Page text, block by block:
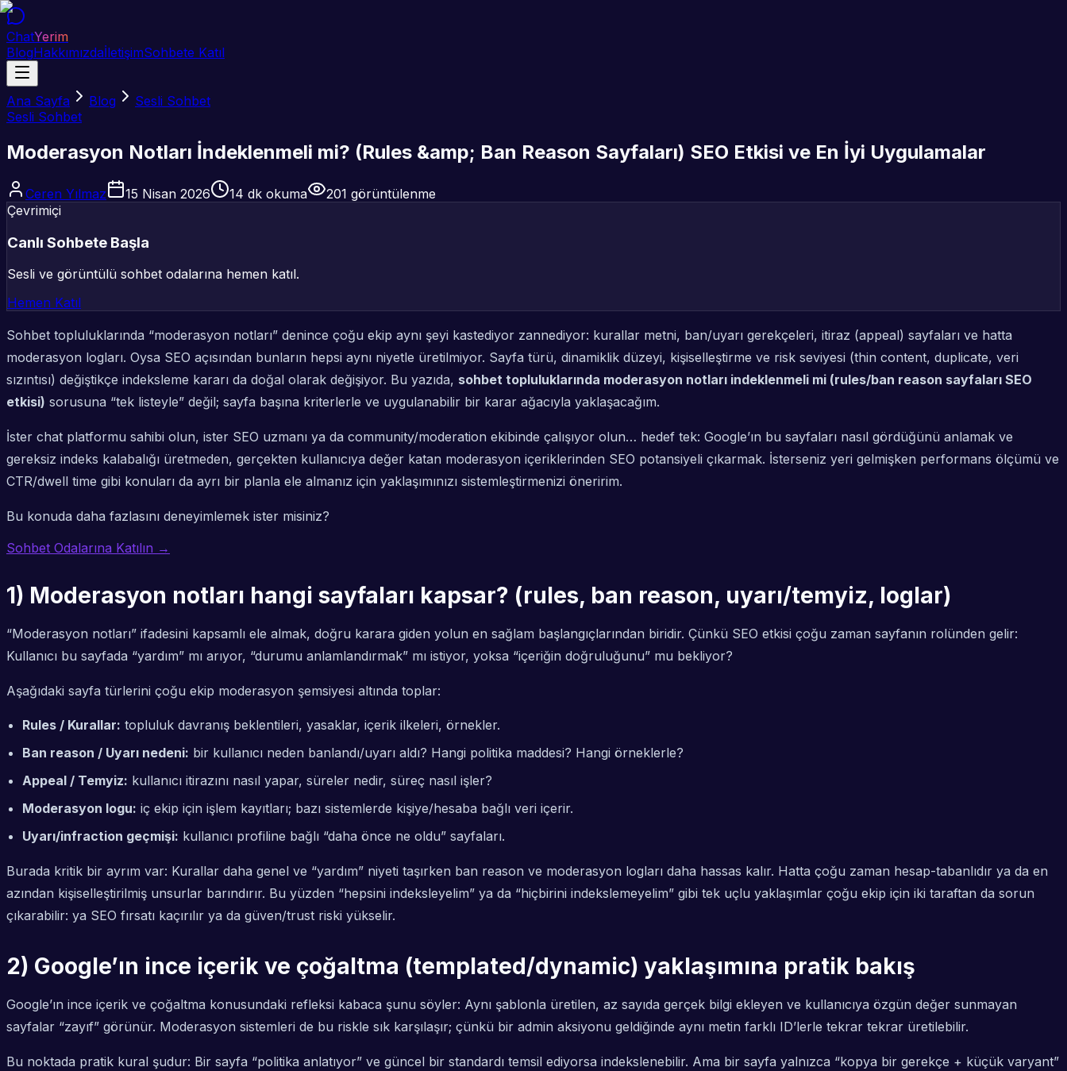
ChatYerim
BlogHakkımızdaİletişimSohbete Katıl
Ana Sayfa Blog
Sesli Sohbet
Sesli Sohbet
Moderasyon Notları İndeklenmeli mi? (Rules &amp; Ban Reason Sayfaları) SEO Etkisi ve En İyi Uygulamalar
Ceren Yılmaz 15 Nisan 2026 14 dk okuma 201 görüntülenme
Çevrimiçi
Canlı Sohbete Başla
Sesli ve görüntülü sohbet odalarına hemen katıl.
Hemen Katıl
Sohbet topluluklarında “moderasyon notları” denince çoğu ekip aynı şeyi kastediyor zannediyor: kurallar metni, ban/uyarı gerekçeleri, itiraz (appeal) sayfaları ve hatta
moderasyon logları. Oysa SEO açısından bunların hepsi aynı niyetle üretilmiyor. Sayfa türü, dinamiklik düzeyi, kişiselleştirme ve risk seviyesi (thin content, duplicate, veri
sızıntısı) değiştikçe indeksleme kararı da doğal olarak değişiyor. Bu yazıda, sohbet topluluklarında moderasyon notları indeklenmeli mi (rules/ban reason sayfaları SEO
etkisi) sorusuna “tek listeyle” değil; sayfa başına kriterlerle ve uygulanabilir bir karar ağacıyla yaklaşacağım.
İster chat platformu sahibi olun, ister SEO uzmanı ya da community/moderation ekibinde çalışıyor olun… hedef tek: Google’ın bu sayfaları nasıl gördüğünü anlamak ve
gereksiz indeks kalabalığı üretmeden, gerçekten kullanıcıya değer katan moderasyon içeriklerinden SEO potansiyeli çıkarmak. İsterseniz yeri gelmişken performans ölçümü ve
CTR/dwell time gibi konuları da ayrı bir planla ele almanız için yaklaşımınızı sistemleştirmenizi öneririm.
Bu konuda daha fazlasını deneyimlemek ister misiniz?
Sohbet Odalarına Katılın →
1) Moderasyon notları hangi sayfaları kapsar? (rules, ban reason, uyarı/temyiz, loglar)
“Moderasyon notları” ifadesini kapsamlı ele almak, doğru karara giden yolun en sağlam başlangıçlarından biridir. Çünkü SEO etkisi çoğu zaman sayfanın rolünden gelir:
Kullanıcı bu sayfada “yardım” mı arıyor, “durumu anlamlandırmak” mı istiyor, yoksa “içeriğin doğruluğunu” mu bekliyor?
Aşağıdaki sayfa türlerini çoğu ekip moderasyon şemsiyesi altında toplar:
Rules / Kurallar: topluluk davranış beklentileri, yasaklar, içerik ilkeleri, örnekler.
Ban reason / Uyarı nedeni: bir kullanıcı neden banlandı/uyarı aldı? Hangi politika maddesi? Hangi örneklerle?
Appeal / Temyiz: kullanıcı itirazını nasıl yapar, süreler nedir, süreç nasıl işler?
Moderasyon logu: iç ekip için işlem kayıtları; bazı sistemlerde kişiye/hesaba bağlı veri içerir.
Uyarı/infraction geçmişi: kullanıcı profiline bağlı “daha önce ne oldu” sayfaları.
Burada kritik bir ayrım var: Kurallar daha genel ve “yardım” niyeti taşırken ban reason ve moderasyon logları daha hassas kalır. Hatta çoğu zaman hesap-tabanlıdır ya da en
azından kişiselleştirilmiş unsurlar barındırır. Bu yüzden “hepsini indeksleyelim” ya da “hiçbirini indekslemeyelim” gibi tek uçlu yaklaşımlar çoğu ekip için iki taraftan da sorun
çıkarabilir: ya SEO fırsatı kaçırılır ya da güven/trust riski yükselir.
2) Google’ın ince içerik ve çoğaltma (templated/dynamic) yaklaşımına pratik bakış
Google’ın ince içerik ve çoğaltma konusundaki refleksi kabaca şunu söyler: Aynı şablonla üretilen, az sayıda gerçek bilgi ekleyen ve kullanıcıya özgün değer sunmayan
sayfalar “zayıf” görünür. Moderasyon sistemleri de bu riskle sık karşılaşır; çünkü bir admin aksiyonu geldiğinde aynı metin farklı ID’lerle tekrar tekrar üretilebilir.
Bu noktada pratik kural şudur: Bir sayfa “politika anlatıyor” ve güncel bir standardı temsil ediyorsa indekslenebilir. Ama bir sayfa yalnızca “kopya bir gerekçe + küçük varyant”